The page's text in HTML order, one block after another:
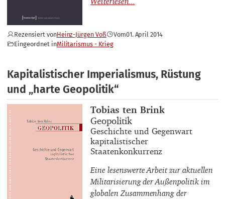
Rezensiert vonHeinz-Jürgen Voß Vom01. April 2014
Eingeordnet inMilitarismus - Krieg
Kapitalistischer Imperialismus, Rüstung
und „harte Geopolitik“
Buchautor_innen
Tobias ten Brink
Buchtitel
Geopolitik
Buchuntertitel
Geschichte und Gegenwart
kapitalistischer
Staatenkonkurrenz
Eine lesenswerte Arbeit zur aktuellen
Militarisierung der Außenpolitik im
globalen Zusammenhang der